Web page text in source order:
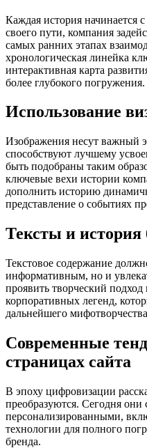
Каждая история начинается
своего пути, компания
самых ранних этапах
хронологическая линейка
интерактивная карта
более глубокого погружения.
Использование
Изображения несут важный
способствуют лучшему
быть подобраны таким
ключевые вехи истории
дополнить историю
представление о событиях
Тексты и история
Текстовое содержание
информативным, но и
проявить творческий
корпоративных легенд,
дальнейшего
Современные
страницах сайта
В эпоху цифровизации
преобразуются. Сегодня они
персонализированными,
технологии для полного
бренда.